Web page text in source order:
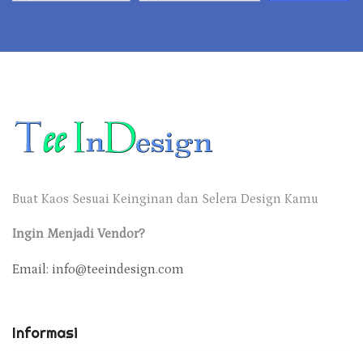
Buat Kaos Sesuai Keinginan dan Selera Design Kamu
Ingin Menjadi Vendor?
Email: info@teeindesign.com
Informasi